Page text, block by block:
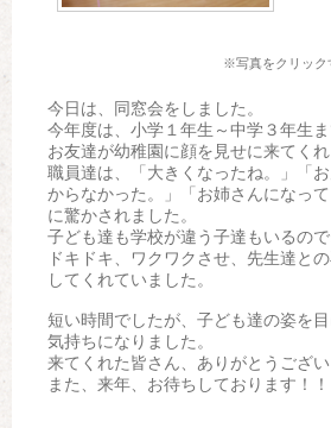
※写真をクリック
今日は、同窓会をしました。
今年度は、小学１年生～中学３年生
お友達が幼稚園に顔を見せに来てくれ
職員達は、「大きくなったね。」「
からなかった。」「お姉さんになっ
に驚かされました。
子ども達も学校が違う子達もいるの
ドキドキ、ワクワクさせ、先生達と
してくれていました。
短い時間でしたが、子ども達の姿を
気持ちになりました。
来てくれた皆さん、ありがとうござい
また、来年、お待ちしております！！